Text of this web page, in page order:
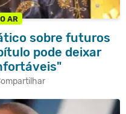
AR
sobre futuros
pode deixar